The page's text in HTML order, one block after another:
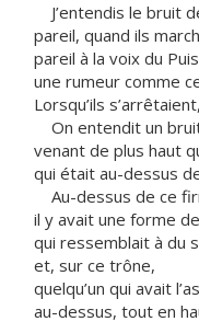
J’entendis le bruit
pareil, quand ils
pareil à la voix du
une rumeur comme
Lorsqu’ils
On entendit un
venant de plus haut
qui était au-dessus
Au-dessus de ce
il y avait une forme
qui ressemblait à du
et, sur ce trône,
quelqu’un qui avait
au-dessus, tout en